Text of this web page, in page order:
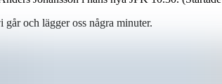
och lägger oss några minuter.